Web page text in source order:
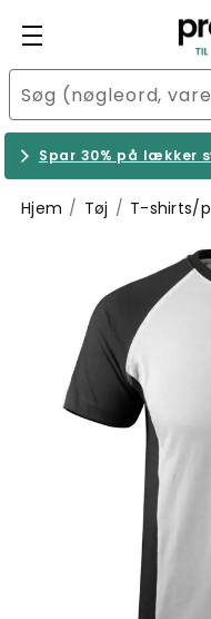
Spar 30% på lækker
Hjem Tøj T-shirts/